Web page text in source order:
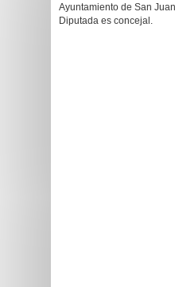
Ayuntamiento de San
Diputada es concejal.